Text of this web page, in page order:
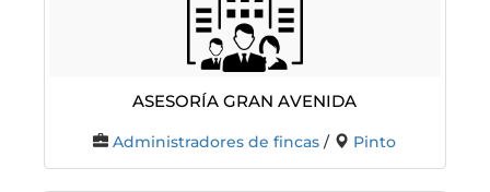
Asesoría Gran Avenida
Administradores de fincas / Pinto